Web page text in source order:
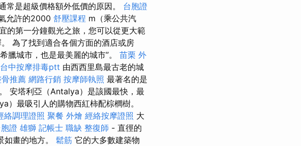
常是超級價格額外低價的原因。 台胞證
允許的2000 舒壓課程 m（乘公共汽
的第一分鐘觀光之旅，您可以從更大範
為了找到適合各個方面的酒店或房
臘城市，也是最美麗的城市”。 苗栗 外
台中按摩排毒ptt 由西西里島最古老的城
推薦 網路行銷 按摩師執照 最著名的是
安塔利亞（Antalya）是該國最快，最
）最吸引人的購物西紅柿配棕櫚樹。
絡調理證照 聚餐 外燴 經絡按摩證照 大
證 雄獅 記帳士 職缺 整復師 - 直徑的
畫的地方。 鬆筋 它的大多數建築物